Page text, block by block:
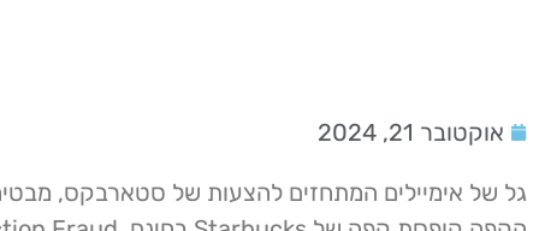
אוקטובר 21, 2024
גל של אימיילים המתחזים להצעות של סטארבקס,